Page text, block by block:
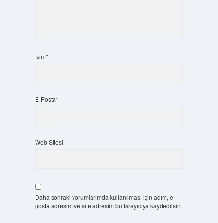
İsim*
E-Posta*
Web Sitesi
Daha sonraki yorumlarımda kullanılması için adım, e-
posta adresim ve site adresim bu tarayıcıya kaydedilsin.